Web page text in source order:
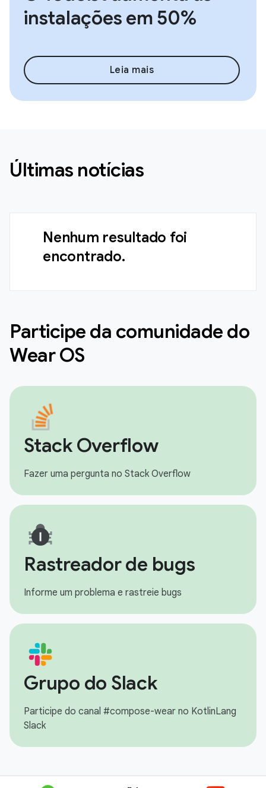
instalações em 50%
Leia mais
Últimas notícias
Nenhum resultado foi
encontrado.
Participe da comunidade do
Wear OS
Stack Overflow
Fazer uma pergunta no Stack Overflow
Rastreador de bugs
Informe um problema e rastreie bugs
Grupo do Slack
Participe do canal #compose-wear no KotlinLang
Slack